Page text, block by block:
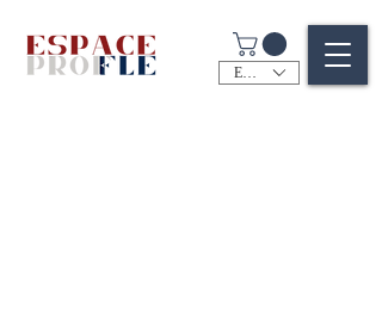
EUR (€)